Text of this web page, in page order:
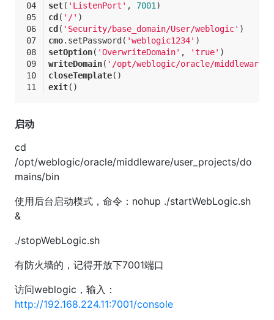
set( 'ListenPort' , 7001 )
cd ( '/' )
cd ( 'Security/base_domain/User/weblogic' )
cmo.setPassword ( 'weblogic1234' )
setOption( 'OverwriteDomain' , 'true' )
writeDomain( '/opt/weblogic/oracle/middleware/
closeTemplate()
exit()
启动
cd
/opt/weblogic/oracle/middleware/user_projects/do
mains/bin
使用后台启动模式，命令：nohup ./startWebLogic.sh
&
./stopWebLogic.sh
有防火墙的，记得开放下7001端口
访问weblogic，输入：
http://192.168.224.11:7001/console